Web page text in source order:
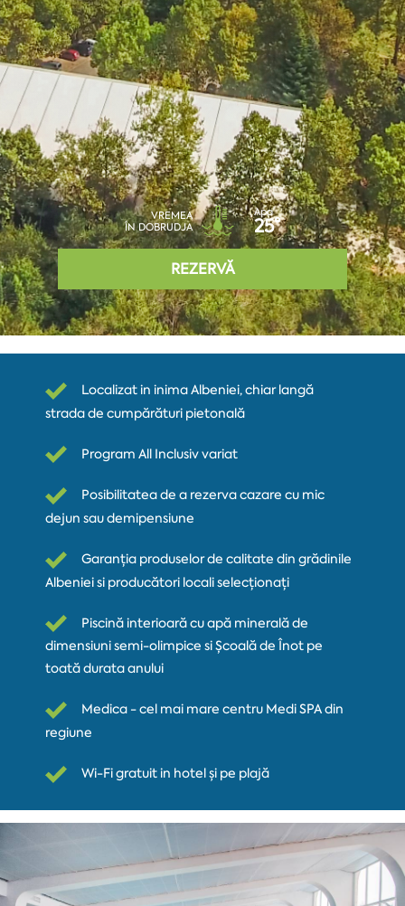
VREMEA
ÎN DOBRUDJA
Apa
25°
REZERVĂ
Localizat in inima Albeniei, chiar langă
strada de cumpărături pietonală
Program All Inclusiv variat
Posibilitatea de a rezerva cazare cu mic
dejun sau demipensiune
Garanția produselor de calitate din grădinile
Albeniei si producători locali selecționați
Piscină interioară cu apă minerală de
dimensiuni semi-olimpice si Școală de Înot pe
toată durata anului
Medica - cel mai mare centru Medi SPA din
regiune
Wi-Fi gratuit in hotel și pe plajă